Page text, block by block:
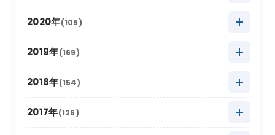
2025年7月 (16)
2025年6月 (8)
2025年5月 (22)
2025年4月
2025年3月
2024年9月 (12)
2024年7月 (18)
2024年6月 (6)
2024年5月 (18)
2023年10月
2023年9月 (11)
2023年7月 (12)
2023年6月 (6)
2022年11月
2022年10月
2022年9月 (12)
2022年7月 (9)
2021年12月 (3)
2021年11月
2021年10月
2021年9月 (5)
2020年(105)
2020年12月 (4)
2020年11月
2020年10月
2020年9月 (4)
2019年(169)
2019年12月 (9)
2019年11月
2019年10月
2018年(154)
2018年12月 (10)
2017年(126)